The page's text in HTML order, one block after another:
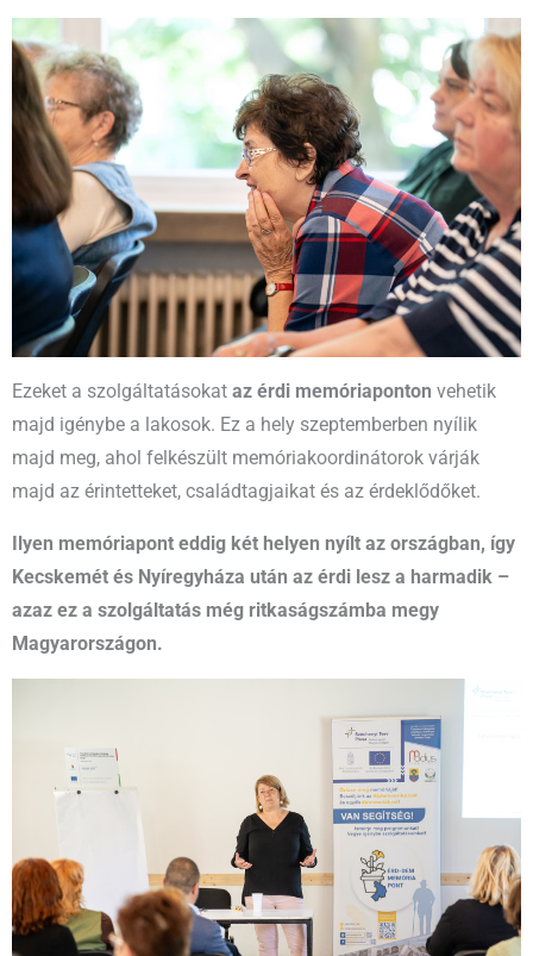
Ezeket a szolgáltatásokat az érdi memóriaponton vehetik
majd igénybe a lakosok. Ez a hely szeptemberben nyílik
majd meg, ahol felkészült memóriakoordinátorok várják
majd az érintetteket, családtagjaikat és az érdeklődőket.
Ilyen memóriapont eddig két helyen nyílt az országban, így
Kecskemét és Nyíregyháza után az érdi lesz a harmadik –
azaz ez a szolgáltatás még ritkaságszámba megy
Magyarországon.